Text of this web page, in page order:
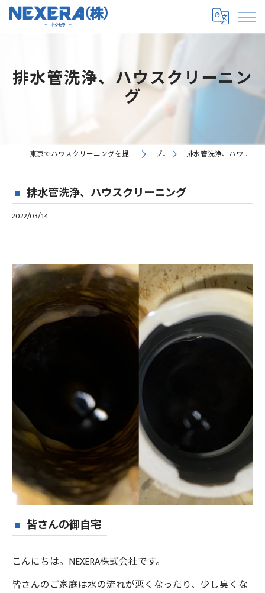
排水管洗浄、ハウスクリーニン
グ
東京でハウスクリーニングを提供するNEXERA株式会社 ブログ 排水管洗浄、ハウスクリーニング
排水管洗浄、ハウスクリーニング
2022/03/14
皆さんの御自宅
こんにちは。NEXERA株式会社です。
皆さんのご家庭は水の流れが悪くなったり、少し臭くな